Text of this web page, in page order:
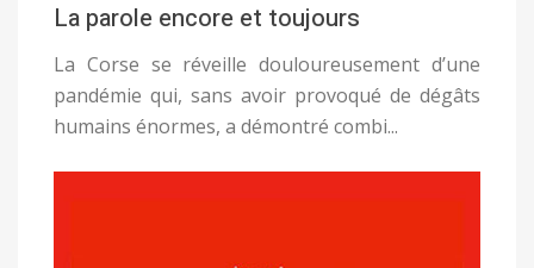
La parole encore et toujours
La Corse se réveille douloureusement d’une
pandémie qui, sans avoir provoqué de dégâts
humains énormes, a démontré combi...